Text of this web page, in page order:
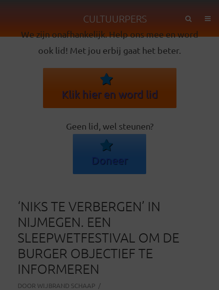
CULTUURPERS
We zijn onafhankelijk. Help ons mee en word
ook lid! Met jou erbij gaat het beter.
Klik hier en word lid
Geen lid, wel steunen?
Doneer
‘NIKS TE VERBERGEN’ IN
NIJMEGEN. EEN
SLEEPWETFESTIVAL OM DE
BURGER OBJECTIEF TE
INFORMEREN
DOOR WIJBRAND SCHAAP